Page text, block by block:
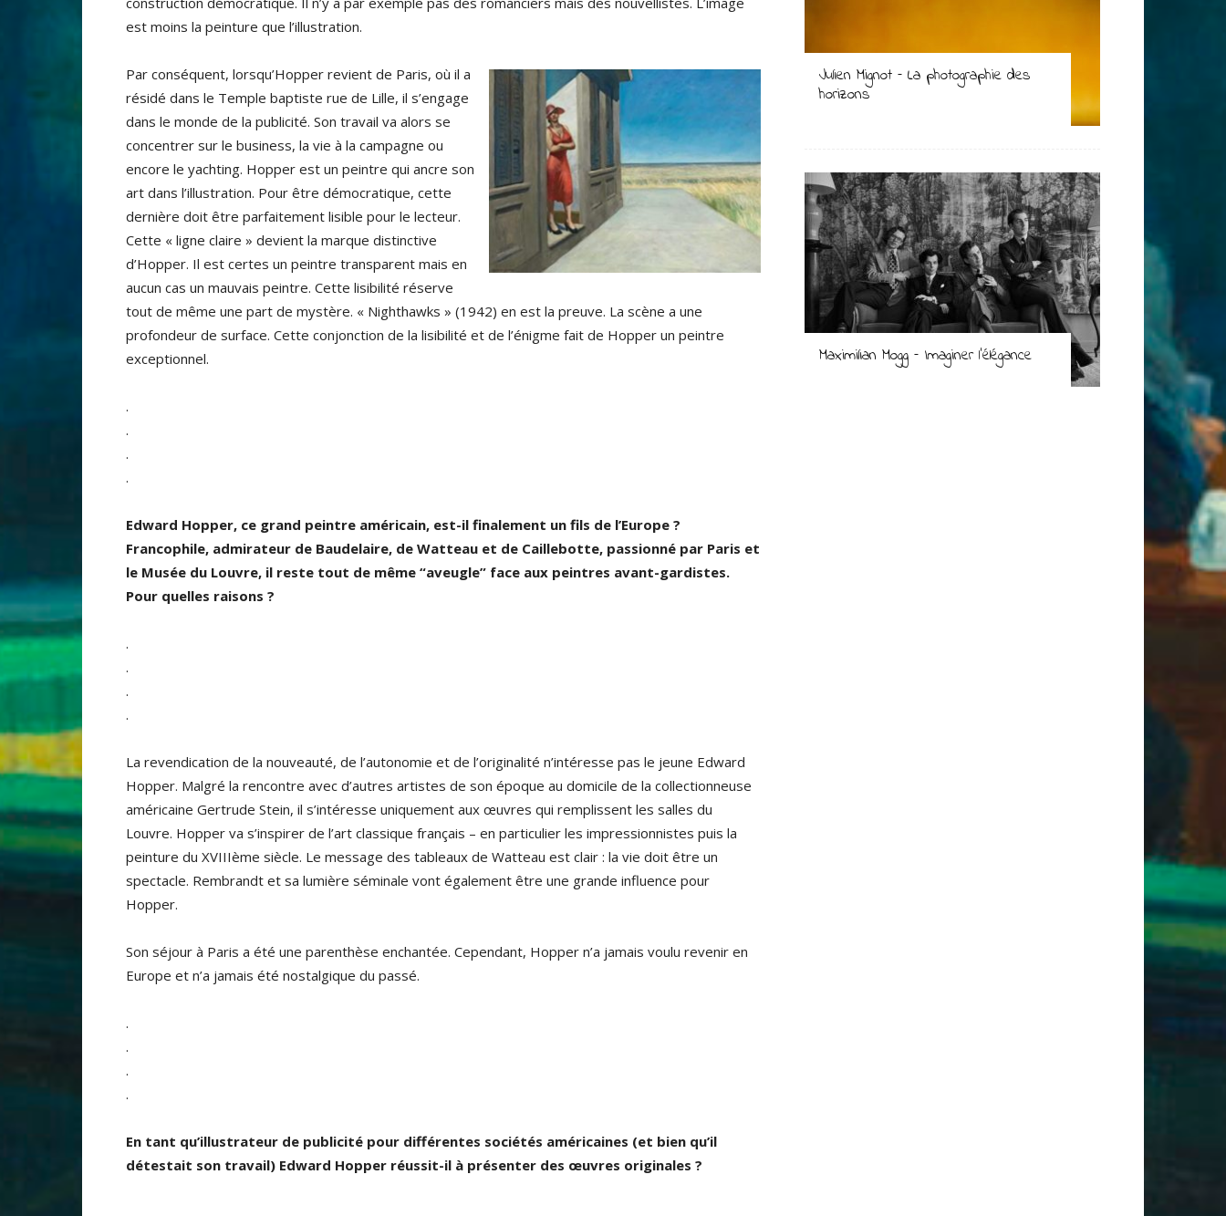
est moins la peinture que l’illustration.
Par conséquent, lorsqu’Hopper revient de Paris, où il a
résidé dans le Temple baptiste rue de Lille, il s’engage
dans le monde de la publicité. Son travail va alors se
concentrer sur le business, la vie à la campagne ou
encore le yachting. Hopper est un peintre qui ancre son
art dans l’illustration. Pour être démocratique, cette
dernière doit être parfaitement lisible pour le lecteur.
Cette « ligne claire » devient la marque distinctive
d’Hopper. Il est certes un peintre transparent mais en
aucun cas un mauvais peintre. Cette lisibilité réserve
tout de même une part de mystère. « Nighthawks » (1942) en est la preuve. La scène a une
profondeur de surface. Cette conjonction de la lisibilité et de l’énigme fait de Hopper un peintre
exceptionnel.
.
.
.
.
Edward Hopper, ce grand peintre américain, est-il finalement un fils de l’Europe ?
Francophile, admirateur de Baudelaire, de Watteau et de Caillebotte, passionné par Paris et
le Musée du Louvre, il reste tout de même “aveugle” face aux peintres avant-gardistes.
Pour quelles raisons ?
.
.
.
.
La revendication de la nouveauté, de l’autonomie et de l’originalité n’intéresse pas le jeune Edward
Hopper. Malgré la rencontre avec d’autres artistes de son époque au domicile de la collectionneuse
américaine Gertrude Stein, il s’intéresse uniquement aux œuvres qui remplissent les salles du
Louvre. Hopper va s’inspirer de l’art classique français – en particulier les impressionnistes puis la
peinture du XVIIIème siècle. Le message des tableaux de Watteau est clair : la vie doit être un
spectacle. Rembrandt et sa lumière séminale vont également être une grande influence pour
Hopper.
Son séjour à Paris a été une parenthèse enchantée. Cependant, Hopper n’a jamais voulu revenir en
Europe et n’a jamais été nostalgique du passé.
.
.
.
.
En tant qu’illustrateur de publicité pour différentes sociétés américaines (et bien qu’il
détestait son travail) Edward Hopper réussit-il à présenter des œuvres originales ?
Julien Mignot – La photographie des
horizons
Maximilian Mogg – Imaginer l’élégance